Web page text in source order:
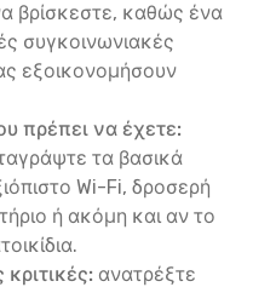
βρίσκεστε, καθώς ένα
συγκοινωνιακές
εξοικονομήσουν
πρέπει να έχετε:
τα βασικά
Wi-Fi, δροσερή
ή ακόμη και αν το
ανατρέξτε